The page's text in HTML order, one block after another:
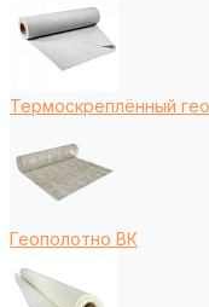
Термоскреплённый
Геополотно ВК